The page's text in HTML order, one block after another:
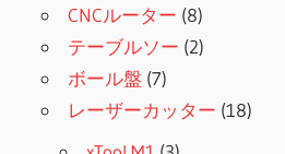
CNCルーター (8)
テーブルソー (2)
ボール盤 (7)
レーザーカッター (18)